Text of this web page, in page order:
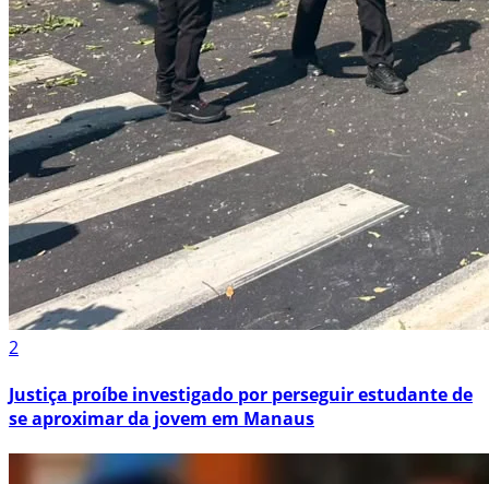
2
Justiça proíbe investigado por perseguir estudante de
se aproximar da jovem em Manaus